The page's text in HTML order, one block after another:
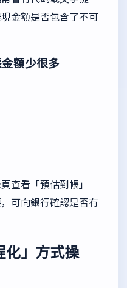
金額是否包含了不可
額少很多
查看「預估到帳」
可向銀行確認是否有
化」方式操